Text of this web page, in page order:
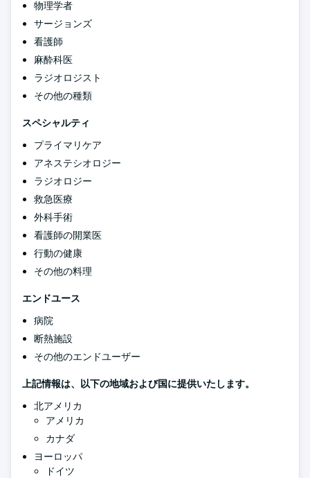
物理学者
サージョンズ
看護師
麻酔科医
ラジオロジスト
その他の種類
スペシャルティ
プライマリケア
アネステシオロジー
ラジオロジー
救急医療
外科手術
看護師の開業医
行動の健康
その他の料理
エンドユース
病院
断熱施設
その他のエンドユーザー
上記情報は、以下の地域および国に提供いたします。
北アメリカ
アメリカ
カナダ
ヨーロッパ
ドイツ